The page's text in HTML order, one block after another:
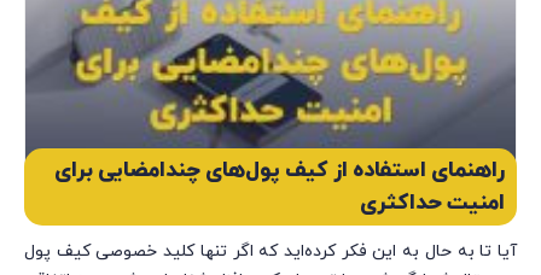
راهنمای استفاده از کیف پول‌های چندامضایی برای
امنیت حداکثری
آیا تا به حال به این فکر کرده‌اید که اگر تنها کلید خصوصی کیف پول